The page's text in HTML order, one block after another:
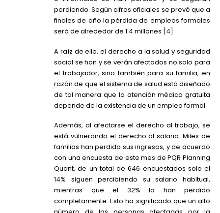
perdiendo. Según cifras oficiales se prevé que a
finales de año la pérdida de empleos formales
será de alrededor de 1.4 millones [4].
A raíz de ello, el derecho a la salud y seguridad
social se han y se verán afectados no solo para
el trabajador, sino también para su familia, en
razón de que el sistema de salud está diseñado
de tal manera que la atención médica gratuita
depende de la existencia de un empleo formal.
Además, al afectarse el derecho al trabajo, se
está vulnerando el derecho al salario. Miles de
familias han perdido sus ingresos, y de acuerdo
con una encuesta de este mes de PQR Planning
Quant, de un total de 646 encuestados solo el
14% siguen percibiendo su salario habitual,
mientras que el 32% lo han perdido
completamente. Esto ha significado que un alto